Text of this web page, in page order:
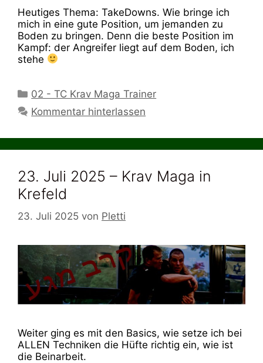
Heutiges Thema: TakeDowns. Wie bringe ich
mich in eine gute Position, um jemanden zu
Boden zu bringen. Denn die beste Position im
Kampf: der Angreifer liegt auf dem Boden, ich
stehe
Kategorien
02 - TC Krav Maga Trainer
Kommentar hinterlassen
23. Juli 2025 – Krav Maga in
Krefeld
23. Juli 2025 von Pletti
Weiter ging es mit den Basics, wie setze ich bei
ALLEN Techniken die Hüfte richtig ein, wie ist
die Beinarbeit.